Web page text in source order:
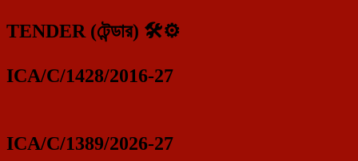
TENDER (টেন্ডার) 🛠️⚙️
ICA/C/1428/2016-27
ICA/C/1389/2026-27